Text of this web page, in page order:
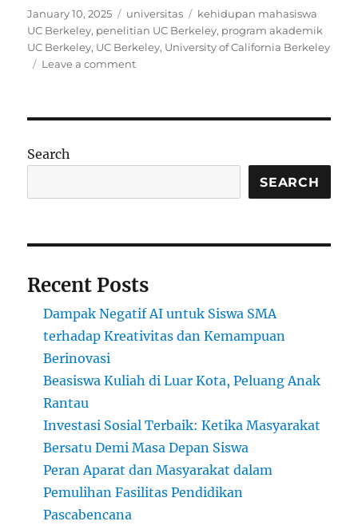
Posted
on
January 10, 2025 Categories
universitas Tags
kehidupan mahasiswa
UC Berkeley, penelitian UC Berkeley, program akademik
UC Berkeley, UC Berkeley, University of California Berkeley
Leave a commenton
Penelitian
Tinggi
Search
SEARCH
Recent Posts
Dampak Negatif AI untuk Siswa SMA
terhadap Kreativitas dan Kemampuan
Berinovasi
Beasiswa Kuliah di Luar Kota, Peluang Anak
Rantau
Investasi Sosial Terbaik: Ketika Masyarakat
Bersatu Demi Masa Depan Siswa
Peran Aparat dan Masyarakat dalam
Pemulihan Fasilitas Pendidikan
Pascabencana